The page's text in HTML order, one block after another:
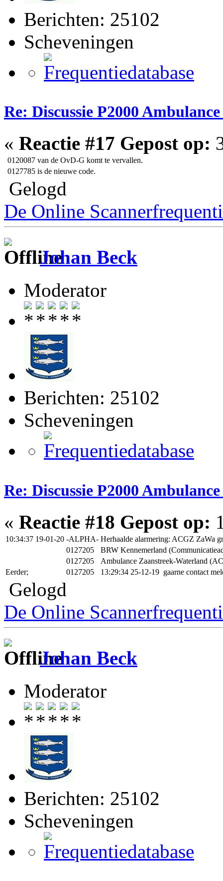
Berichten: 25102
Scheveningen
Re: Discussie P2000
« Reactie #17 Gepost op:
0120087 van de OvD-G komt te vervallen.
0127785 is de nieuwe code.
Gelogd
De Online
Johan Beck
Moderator
Berichten: 25102
Scheveningen
Re: Discussie P2000
« Reactie #18 Gepost op:
10:34:37 19-01-20 -ALPHA- Herhaalde alarmering: ACGZ ZaWa
0127205
BRW Kennemerland
0127205
Ambulance Zaanstreek-Waterland
Eerder;
0127205 13:29:34 25-12-19 gaarne contact
Gelogd
De Online
Johan Beck
Moderator
Berichten: 25102
Scheveningen